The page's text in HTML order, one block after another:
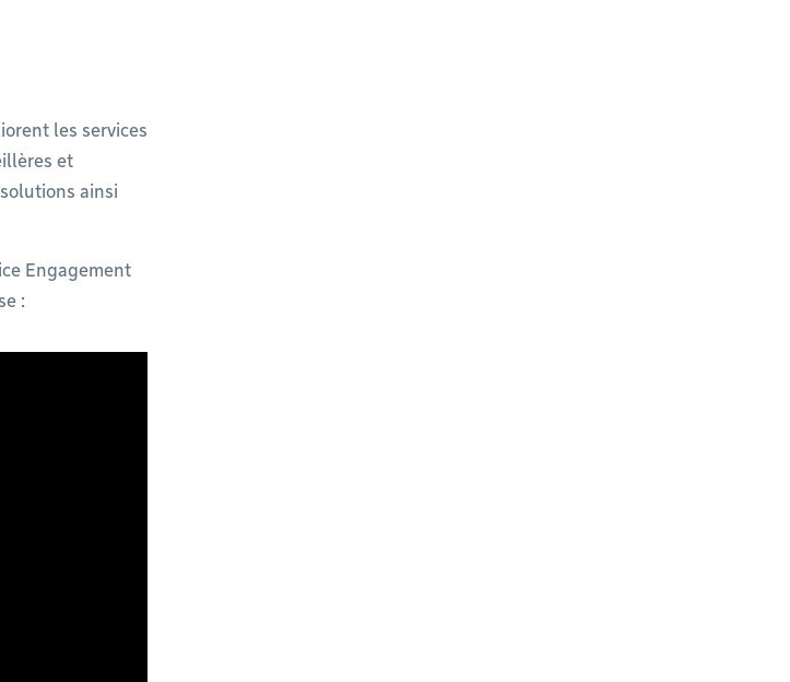
les services
et
ainsi
Engagement
: